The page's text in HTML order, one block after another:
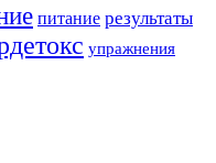
питание результаты
упражнения